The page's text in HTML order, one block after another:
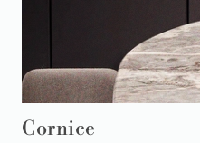
Cornice